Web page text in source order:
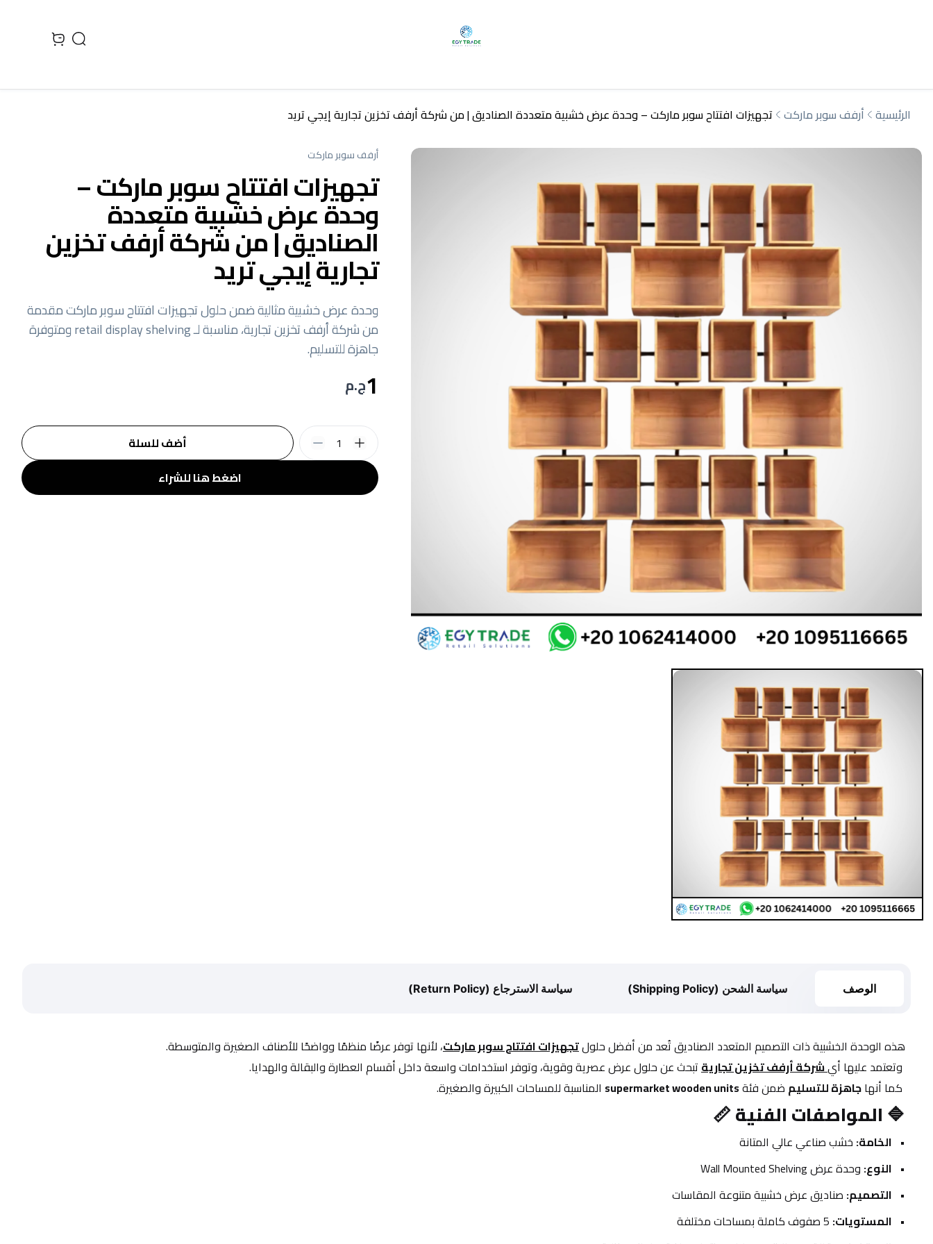
Search
view bag
الرئيسية أرفف سوبر ماركت تجهيزات افتتاح سوبر ماركت – وحدة عرض خشبية متعددة الصناديق | من شركة أرفف تخزين تجارية إيجي تريد
أرفف سوبر ماركت
تجهيزات افتتاح سوبر ماركت –
وحدة عرض خشبية متعددة
الصناديق | من شركة أرفف تخزين
تجارية إيجي تريد
وحدة عرض خشبية مثالية ضمن حلول تجهيزات افتتاح سوبر ماركت مقدمة
من شركة أرفف تخزين تجارية، مناسبة لـ retail display shelving ومتوفرة
جاهزة للتسليم.
1ج.م
اضغط هنا للشراء
أضف للسلة 1
الوصف سياسة الشحن (Shipping Policy) سياسة الاسترجاع (Return Policy)
هذه الوحدة الخشبية ذات التصميم المتعدد الصناديق تُعد من أفضل حلول تجهيزات افتتاح سوبر ماركت، لأنها توفر عرضًا منظمًا وواضحًا للأصناف الصغيرة والمتوسطة.
شركة أرفف تخزين تجارية تبحث عن حلول عرض عصرية وقوية، وتوفر استخدامات واسعة داخل أقسام العطارة والبقالة والهدايا.
جاهزة للتسليم ضمن فئة supermarket wooden units المناسبة للمساحات الكبيرة والصغيرة.
🔷 المواصفات الفنية 📏
الخامة: خشب صناعي عالي المتانة
النوع: وحدة عرض Wall Mounted Shelving
التصميم: صناديق عرض خشبية متنوعة المقاسات
المستويات: